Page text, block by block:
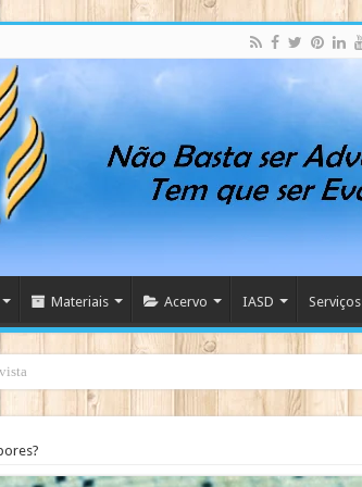
Materiais Acervo IASD Serviços